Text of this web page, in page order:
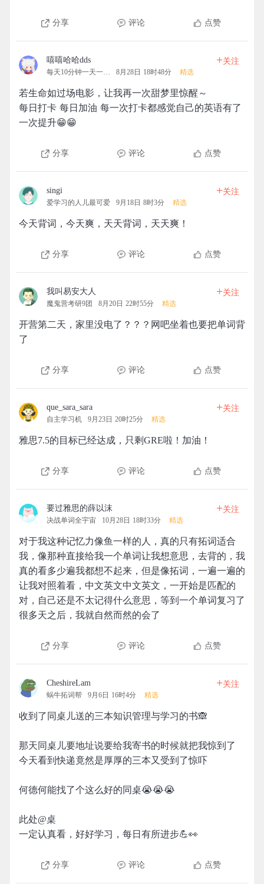
分享 评论 点赞
嘻嘻哈哈dds
每天10分钟一天一清人 8月28日 18时48分 精选
+关注
若生命如过场电影，让我再一次甜梦里惊醒～
每日打卡 每日加油 每一次打卡都感觉自己的英语有了
一次提升😁😁
分享 评论 点赞
singi
爱学习的人儿最可爱 9月18日 8时3分 精选
+关注
今天背词，今天爽，天天背词，天天爽！
分享 评论 点赞
我叫易安大人
魔鬼营考研9团 8月20日 22时55分 精选
+关注
开营第二天，家里没电了？？？网吧坐着也要把单词背
了
分享 评论 点赞
que_sara_sara
自主学习机 9月23日 20时25分 精选
+关注
雅思7.5的目标已经达成，只剩GRE啦！加油！
分享 评论 点赞
要过雅思的薛以沫
决战单词全宇宙 10月28日 18时33分 精选
+关注
对于我这种记忆力像鱼一样的人，真的只有拓词适合
我，像那种直接给我一个单词让我想意思，去背的，我
真的看多少遍我都想不起来，但是像拓词，一遍一遍的
让我对照着看，中文英文中文英文，一开始是匹配的
对，自己还是不太记得什么意思，等到一个单词复习了
很多天之后，我就自然而然的会了
分享 评论 点赞
CheshireLam
蜗牛拓词帮 9月6日 16时4分 精选
+关注
收到了同桌儿送的三本知识管理与学习的书🙈
那天同桌儿要地址说要给我寄书的时候就把我惊到了
今天看到快递竟然是厚厚的三本又受到了惊吓
何德何能找了个这么好的同桌😭😭😭
此处@桌
一定认真看，好好学习，每日有所进步💪👀
分享 评论 点赞